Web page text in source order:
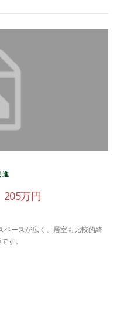
進
205万円
ペースが広く、居室も比較的綺
す。